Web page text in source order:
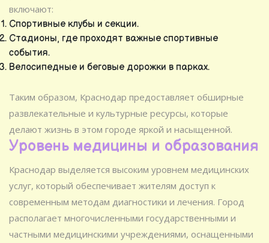
включают:
Спортивные клубы и секции.
Стадионы, где проходят важные спортивные
события.
Велосипедные и беговые дорожки в парках.
Таким образом, Краснодар предоставляет обширные
развлекательные и культурные ресурсы, которые
делают жизнь в этом городе яркой и насыщенной.
Уровень медицины и образования
Краснодар выделяется высоким уровнем медицинских
услуг, который обеспечивает жителям доступ к
современным методам диагностики и лечения. Город
располагает многочисленными государственными и
частными медицинскими учреждениями, оснащенными